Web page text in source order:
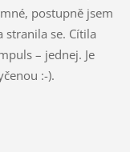
postupně jsem
stranila se. Cítila
– jednej. Je
:-).